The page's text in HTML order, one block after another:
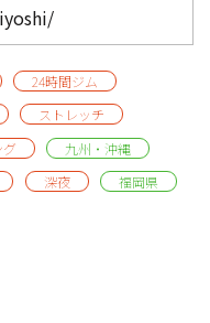
24時間ジム
ストレッチ
九州・沖縄
深夜 福岡県